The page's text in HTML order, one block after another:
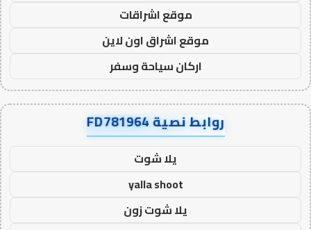
موقع اشراقات
موقع اشراق اون لاين
اركان سياحة وسفر
روابط نصية FD781964
يلا شوت
yalla shoot
يلا شوت زون